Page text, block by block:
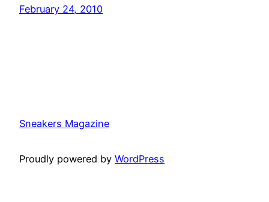
February 24, 2010
Sneakers Magazine
Proudly powered by WordPress